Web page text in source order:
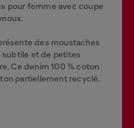
pour femme avec coupe
des moustaches
subtile et de petites
Ce denim 100 % coton
partiellement recyclé.